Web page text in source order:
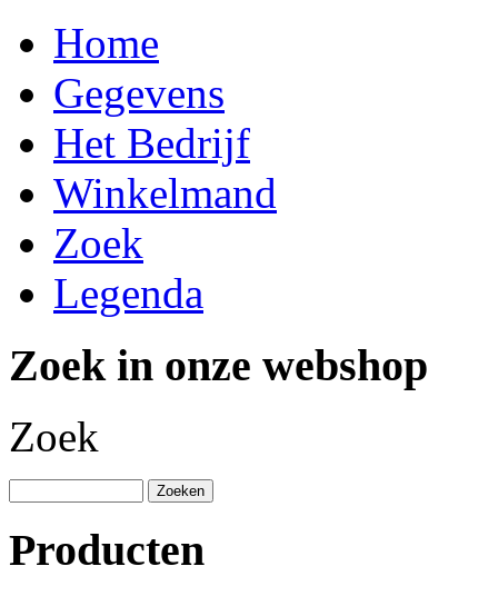
Home
Gegevens
Het Bedrijf
Winkelmand
Zoek
Legenda
Zoek in onze webshop
Zoek
Producten